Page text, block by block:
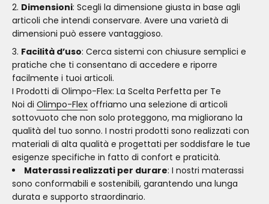
Dimensioni: Scegli la dimensione giusta in base agli
articoli che intendi conservare. Avere una varietà di
dimensioni può essere vantaggioso.
Facilità d’uso: Cerca sistemi con chiusure semplici e
pratiche che ti consentano di accedere e riporre
facilmente i tuoi articoli.
I Prodotti di Olimpo-Flex: La Scelta Perfetta per Te
Noi di Olimpo-Flex offriamo una selezione di articoli
sottovuoto che non solo proteggono, ma migliorano la
qualità del tuo sonno. I nostri prodotti sono realizzati con
materiali di alta qualità e progettati per soddisfare le tue
esigenze specifiche in fatto di confort e praticità.
Materassi realizzati per durare: I nostri materassi
sono conformabili e sostenibili, garantendo una lunga
durata e supporto straordinario.